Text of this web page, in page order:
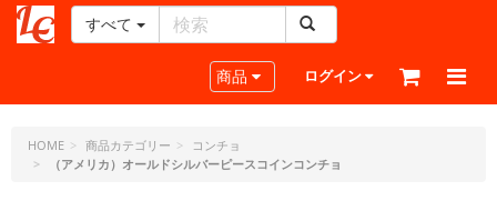
ー
ラ
フ
すべて
Toggle navigation
商品 ログイン
HOME 商品カテゴリー
コンチョ
（アメリカ）オールドシルバーピースコインコンチョ